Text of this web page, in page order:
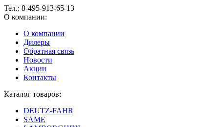
Тел.: 8-495-913-65-13
О компании:
О компании
Дилеры
Обратная связь
Новости
Акции
Контакты
Каталог товаров:
DEUTZ-FAHR
SAME